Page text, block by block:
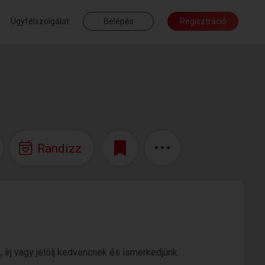
Ügyfélszolgálat Belépés Regisztráció
Randizz
vagy jelölj kedvencnek és ismerkedjünk.